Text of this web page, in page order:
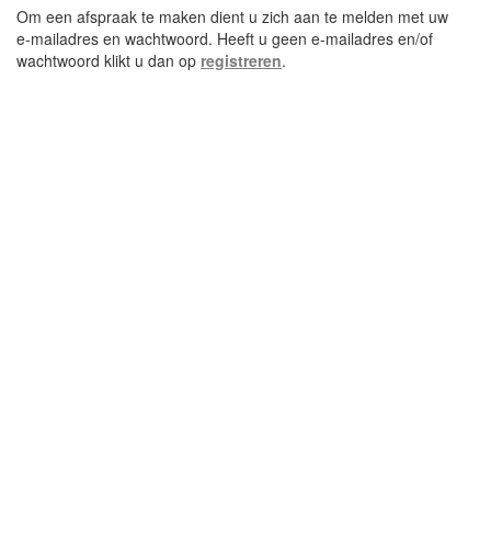
Om een afspraak te maken dient u zich aan te melden met uw
e-mailadres en wachtwoord. Heeft u geen e-mailadres en/of
wachtwoord klikt u dan op registreren.